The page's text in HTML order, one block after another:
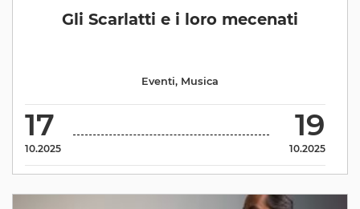
Gli Scarlatti e i loro mecenati
17
10.2025
19
10.2025
Eventi, Musica